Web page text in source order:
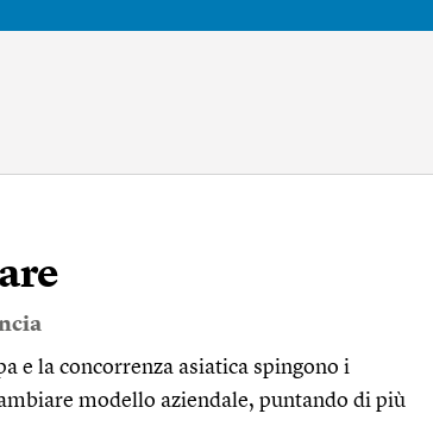
e la concorrenza asiatica spingono i
modello aziendale, puntando di più